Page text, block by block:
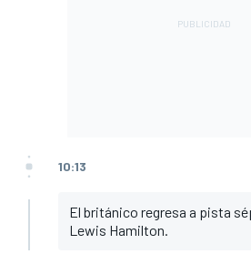
10:13
El británico regresa a pista
Lewis Hamilton.